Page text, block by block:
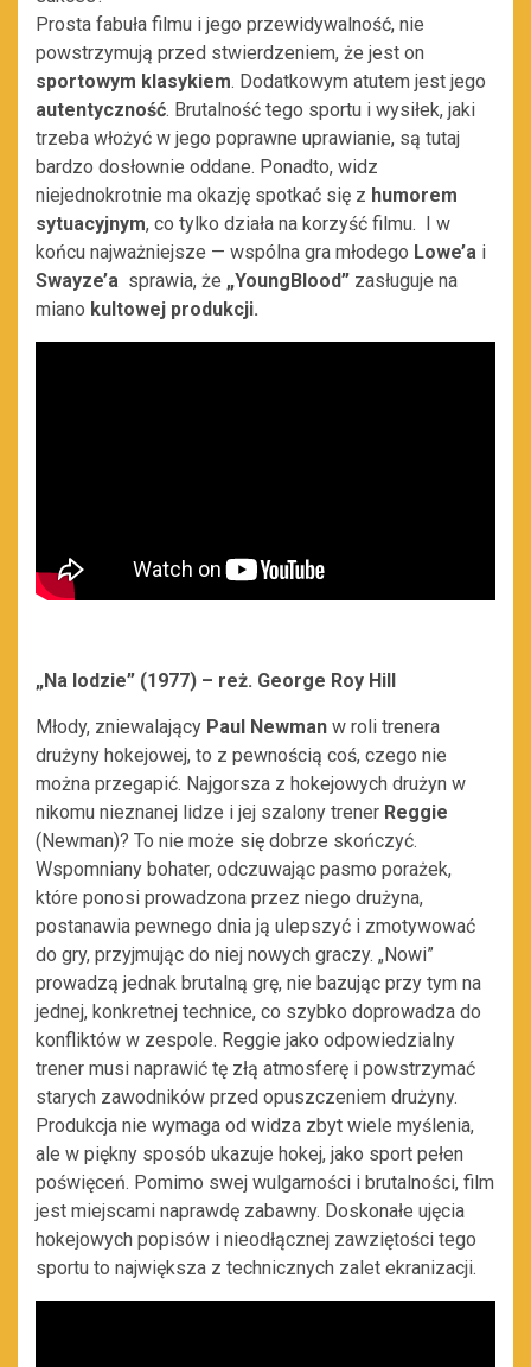
Prosta fabuła filmu i jego przewidywalność, nie
powstrzymują przed stwierdzeniem, że jest on
sportowym klasykiem. Dodatkowym atutem jest jego
autentyczność. Brutalność tego sportu i wysiłek, jaki
trzeba włożyć w jego poprawne uprawianie, są tutaj
bardzo dosłownie oddane. Ponadto, widz
niejednokrotnie ma okazję spotkać się z humorem
sytuacyjnym, co tylko działa na korzyść filmu. I w
końcu najważniejsze — wspólna gra młodego Lowe’a i
Swayze’a sprawia, że „YoungBlood” zasługuje na
miano kultowej produkcji.
„Na lodzie” (1977) – reż. George Roy Hill
Młody, zniewalający Paul Newman w roli trenera
drużyny hokejowej, to z pewnością coś, czego nie
można przegapić. Najgorsza z hokejowych drużyn w
nikomu nieznanej lidze i jej szalony trener Reggie
(Newman)? To nie może się dobrze skończyć.
Wspomniany bohater, odczuwając pasmo porażek,
które ponosi prowadzona przez niego drużyna,
postanawia pewnego dnia ją ulepszyć i zmotywować
do gry, przyjmując do niej nowych graczy. „Nowi”
prowadzą jednak brutalną grę, nie bazując przy tym na
jednej, konkretnej technice, co szybko doprowadza do
konfliktów w zespole. Reggie jako odpowiedzialny
trener musi naprawić tę złą atmosferę i powstrzymać
starych zawodników przed opuszczeniem drużyny.
Produkcja nie wymaga od widza zbyt wiele myślenia,
ale w piękny sposób ukazuje hokej, jako sport pełen
poświęceń. Pomimo swej wulgarności i brutalności, film
jest miejscami naprawdę zabawny. Doskonałe ujęcia
hokejowych popisów i nieodłącznej zawziętości tego
sportu to największa z technicznych zalet ekranizacji.